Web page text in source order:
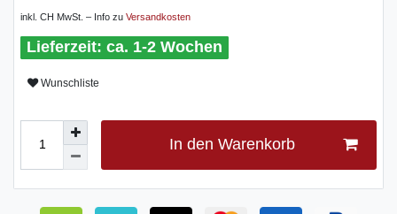
inkl. CH MwSt. – Info zu Versandkosten
ca. 1-2 Wochen
Wunschliste
In den Warenkorb